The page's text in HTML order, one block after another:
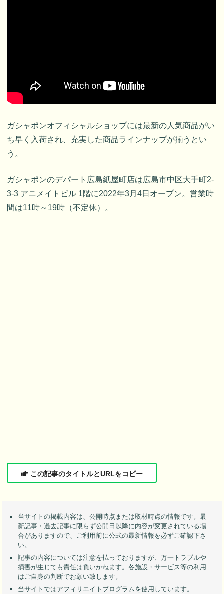
ガシャポンオフィシャルショップには最新の人気商品がい
ち早く入荷され、充実した商品ラインナップが揃うとい
う。
ガシャポンのデパート広島紙屋町店は広島市中区大手町2-
3-3 アニメイトビル 1階に2022年3月4日オープン。営業時
間は11時～19時（不定休）。
この記事のタイトルとURLをコピー
当サイトの掲載内容は、公開時点または取材時点の情報です。最
新記事・過去記事に限らず公開日以降に内容が変更されている場
合がありますので、ご利用前に公式の最新情報を必ずご確認下さ
い。
記事の内容については注意を払っておりますが、万一トラブルや
損害が生じても責任は負いかねます。各施設・サービス等の利用
はご自身の判断でお願い致します。
当サイトではアフィリエイトプログラムを使用しています。